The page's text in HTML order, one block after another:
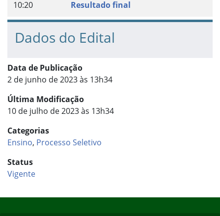
10:20
Resultado final
Dados do Edital
Data de Publicação
2 de junho de 2023 às 13h34
Última Modificação
10 de julho de 2023 às 13h34
Categorias
Ensino, Processo Seletivo
Status
Vigente